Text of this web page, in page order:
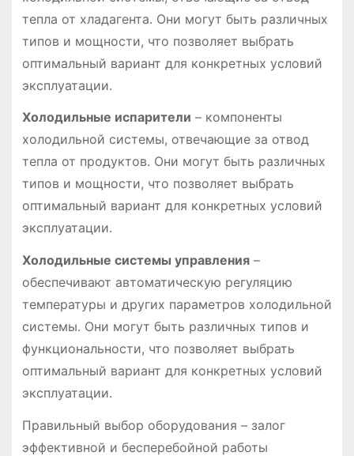
тепла от хладагента․ Они могут быть различных
типов и мощности, что позволяет выбрать
оптимальный вариант для конкретных условий
эксплуатации․
Холодильные испарители – компоненты
холодильной системы, отвечающие за отвод
тепла от продуктов․ Они могут быть различных
типов и мощности, что позволяет выбрать
оптимальный вариант для конкретных условий
эксплуатации․
Холодильные системы управления–
обеспечивают автоматическую регуляцию
температуры и других параметров холодильной
системы․ Они могут быть различных типов и
функциональности, что позволяет выбрать
оптимальный вариант для конкретных условий
эксплуатации․
Правильный выбор оборудования – залог
эффективной и бесперебойной работы